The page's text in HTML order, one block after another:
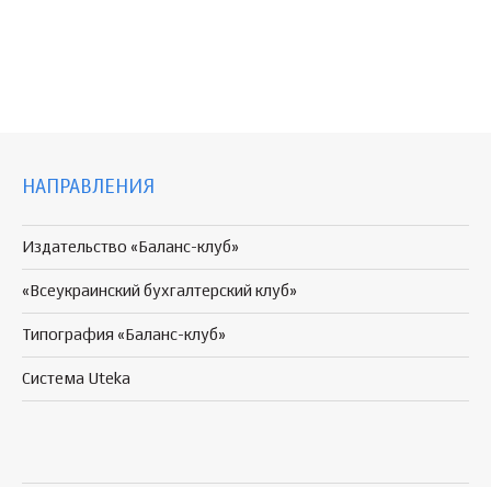
НАПРАВЛЕНИЯ
Издательство «Баланс-клуб»
«Всеукраинский бухгалтерский клуб»
Типография «Баланс-клуб»
Система Uteka